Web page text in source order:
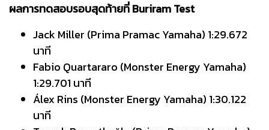
ผลการทดสอบรอบสุดท้ายที่ Buriram Test
Jack Miller (Prima Pramac Yamaha) 1:29.672
นาที
Fabio Quartararo (Monster Energy Yamaha)
1:29.701 นาที
Álex Rins (Monster Energy Yamaha) 1:30.122
นาที